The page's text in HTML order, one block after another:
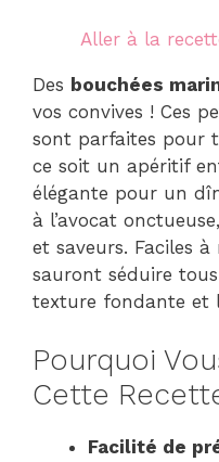
Aller à la
Des bouchées
vos convives ! Ces
sont parfaites pour
ce soit un apéritif
élégante pour un
à l’avocat
et saveurs. Faciles à
sauront séduire
texture fondante et
Pourquoi
Cette
Facilité de